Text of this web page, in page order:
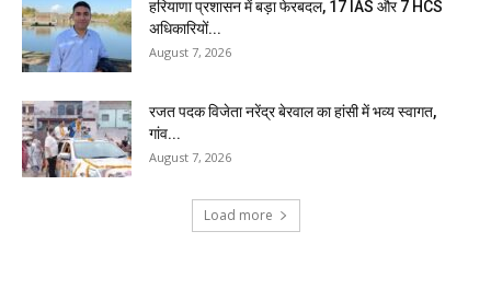
हरियाणा प्रशासन में बड़ा फेरबदल, 17 IAS और 7 HCS
अधिकारियों...
August 7, 2026
रजत पदक विजेता नरेंद्र बेरवाल का हांसी में भव्य स्वागत,
गांव...
August 7, 2026
Load more